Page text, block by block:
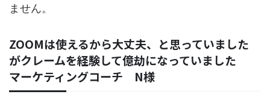
ません。
ZOOMは使えるから大丈夫、と思っていました
がクレームを経験して億劫になっていました
マーケティングコーチ N様